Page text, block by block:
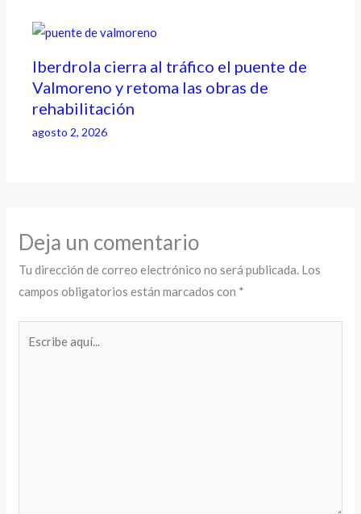
Iberdrola cierra al tráfico el puente de
Valmoreno y retoma las obras de
rehabilitación
agosto 2, 2026
Deja un comentario
Tu dirección de correo electrónico no será publicada. Los
campos obligatorios están marcados con *